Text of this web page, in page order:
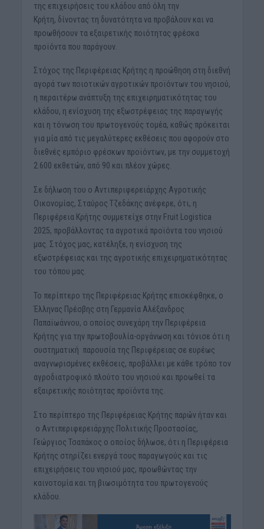
της επιχειρήσεις του κλάδου από όλη την
Κρήτη, δίνοντας τη δυνατότητα να προβάλουν και να
προωθήσουν τα εξαιρετικής ποιότητας φρέσκα
προϊόντα που παράγουν.
Στόχος της Περιφέρειας Κρήτης η προώθηση στη διεθνή
αγορά των ποιοτικών αγροτικών προϊόντων του νησιού,
η περαιτέρω ανάπτυξη της επιχειρηματικότητας του
κλάδου, η ενίσχυση της εξωστρέφειας της παραγωγής
και η τόνωση του πρωτογενούς τομέα, καθώς πρόκειται
για μία από τις μεγαλύτερες εκθέσεις που αφορούν στο
διεθνές εμπόριο φρέσκων προϊόντων, με την συμμετοχή
2.600 εκθετών, από 90 και πλέον χώρες.
Σε δήλωση του ο Αντιπεριφερειάρχης Αγροτικής
Οικονομίας, Σταύρος Τζεδάκης ανέφερε, ότι, η
Περιφέρεια Κρήτης συμμετείχε στην Fruit Logistica
2025, προβάλλοντας τα αγροτικά προϊόντα του νησιού
μας. Στόχος μας, κατέληξε, η ενίσχυση της
εξωστρέφειας και της αγροτικής επιχειρηματικότητας
του τόπου μας.
Το περίπτερο της Περιφέρειας Κρήτης επισκέφθηκε, ο
Έλληνας Πρέσβης στη Γερμανία Αλέξανδρος
Παπαϊωάννου, ο οποίος συνεχάρη την Περιφέρεια
Κρήτης για την πρωτοβουλία-οργάνωση και τόνισε ότι η
συστηματική παρουσία της Περιφέρειας σε ευρέως
αναγνωρισμένες εκθέσεις, προβάλλει με κάθε τρόπο τον
αγροδιατροφικό πλούτο του νησιού και προωθεί τα
εξαιρετικής ποιότητας προϊόντα της.
Στο περίπτερο της Περιφέρειας Κρήτης παρών ήταν και
ο Αντιπεριφερειάρχης Πολιτικής Προστασίας,
Γεώργιος Τσαπάκος ο οποίος δήλωσε, ότι η Περιφέρεια
Κρήτης στηρίζει ενεργά τους παραγωγούς και τις
επιχειρήσεις του νησιού μας, προωθώντας την
καινοτομία και τη βιωσιμότητα του πρωτογενούς
κλάδου.